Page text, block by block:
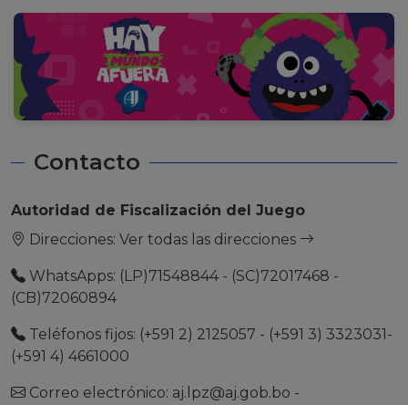
Contacto
Autoridad de Fiscalización del Juego
Direcciones: Ver todas las direcciones
WhatsApps: (LP)71548844 - (SC)72017468 -
(CB)72060894
Teléfonos fijos: (+591 2) 2125057 - (+591 3) 3323031-
(+591 4) 4661000
Correo electrónico: aj.lpz@aj.gob.bo -